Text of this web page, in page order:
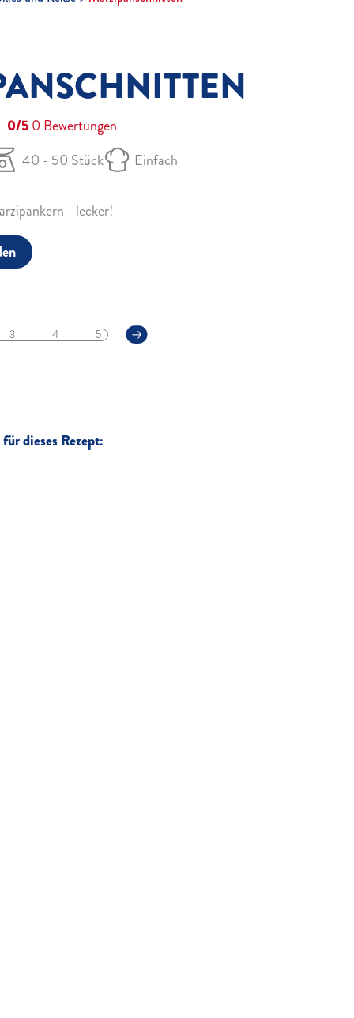
0/50 Bewertungen
40 - 50 Stück Einfach
- lecker!
3 4 5
dieses Rezept: